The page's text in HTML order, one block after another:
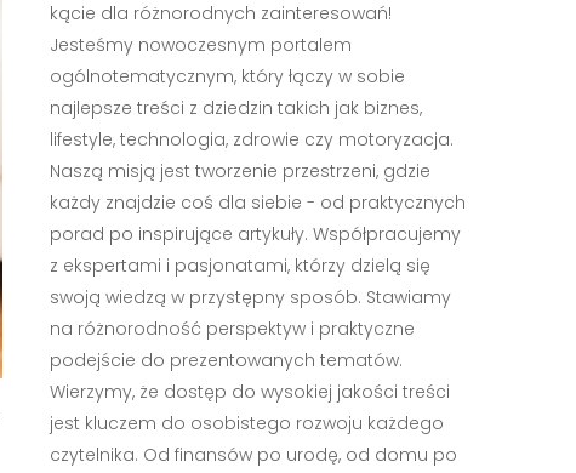
kącie dla różnorodnych zainteresowań!
Jesteśmy nowoczesnym portalem
ogólnotematycznym, który łączy w sobie
najlepsze treści z dziedzin takich jak biznes,
lifestyle, technologia, zdrowie czy motoryzacja.
Naszą misją jest tworzenie przestrzeni, gdzie
każdy znajdzie coś dla siebie - od praktycznych
porad po inspirujące artykuły. Współpracujemy
z ekspertami i pasjonatami, którzy dzielą się
swoją wiedzą w przystępny sposób. Stawiamy
na różnorodność perspektyw i praktyczne
podejście do prezentowanych tematów.
Wierzymy, że dostęp do wysokiej jakości treści
jest kluczem do osobistego rozwoju każdego
czytelnika. Od finansów po urodę, od domu po